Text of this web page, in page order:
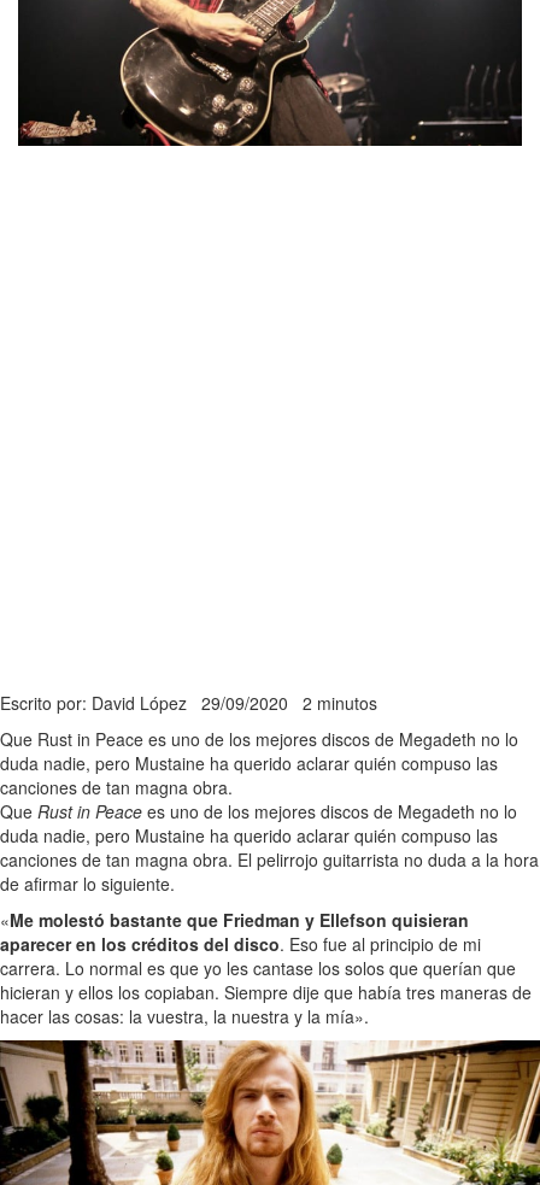
Escrito por: David López 29/09/2020 2 minutos
Que Rust in Peace es uno de los mejores discos de Megadeth no lo
duda nadie, pero Mustaine ha querido aclarar quién compuso las
canciones de tan magna obra.
Que Rust in Peace es uno de los mejores discos de Megadeth no lo
duda nadie, pero Mustaine ha querido aclarar quién compuso las
canciones de tan magna obra. El pelirrojo guitarrista no duda a la hora
de afirmar lo siguiente.
«Me molestó bastante que Friedman y Ellefson quisieran
aparecer en los créditos del disco. Eso fue al principio de mi
carrera. Lo normal es que yo les cantase los solos que querían que
hicieran y ellos los copiaban. Siempre dije que había tres maneras de
hacer las cosas: la vuestra, la nuestra y la mía».